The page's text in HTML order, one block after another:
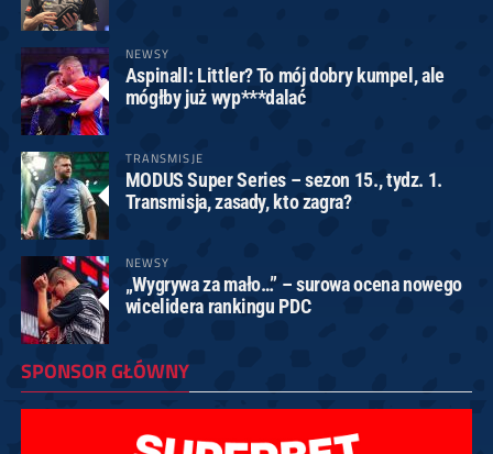
NEWSY
Aspinall: Littler? To mój dobry kumpel, ale
mógłby już wyp***dalać
TRANSMISJE
MODUS Super Series – sezon 15., tydz. 1.
Transmisja, zasady, kto zagra?
NEWSY
„Wygrywa za mało…” – surowa ocena nowego
wicelidera rankingu PDC
SPONSOR GŁÓWNY